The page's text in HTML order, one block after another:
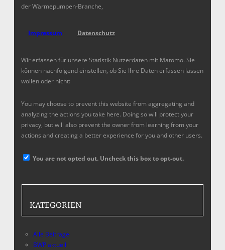
der Wärmepumpen-Branche,
Impressum Datenschutz
Wir erfassen für unsere Statistik Nutzerdaten mit Matomo. Sie
können nachfolgend einstellen, ob Sie Ihre Daten erfassen lassen
wollen oder nicht:
You may choose to prevent this website from aggregating and
analyzing the actions you take here. Doing so will protect your
privacy, but will also prevent the owner from learning from your
actions and creating a better experience for you and other users.
You are not opted out. Uncheck this box to opt-out.
KATEGORIEN
Alle Beiträge
BWP aktuell